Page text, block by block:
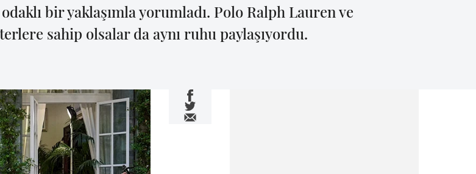
bir yaklaşımla yorumladı. Polo Ralph Lauren ve
sahip olsalar da aynı ruhu paylaşıyordu.